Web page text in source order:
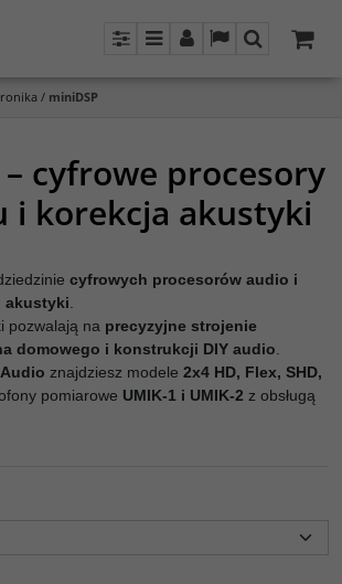
PanelMenuPanel LangSzukaj
/ miniDSP
– cyfrowe procesory
i korekcja akustyki
cyfrowych procesorów audio i
akustyki
pozwalają na precyzyjne strojenie
domowego i konstrukcji DIY audio
znajdziesz modele 2x4 HD, Flex, SHD,
pomiarowe UMIK-1 i UMIK-2 z obsługą